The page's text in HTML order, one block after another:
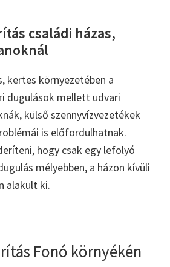
családi házas,
kertes környezetében a
dugulások mellett udvari
külső szennyvízvezetékek
is előfordulhatnak.
hogy csak egy lefolyó
mélyebben, a házon kívüli
alakult ki.
Fonó környékén